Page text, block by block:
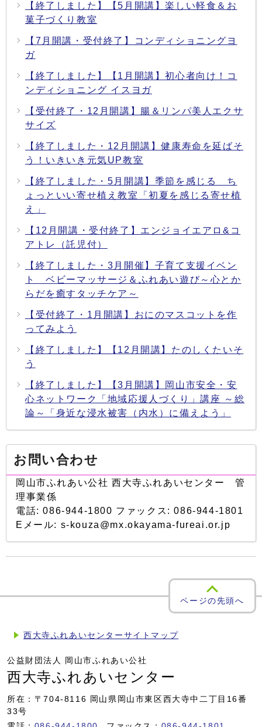
【終了しました】【5月開講】楽しい軽食＆お
菓子づくり教室
【7月開講・受付終了】コンディショニングヨ
ガ
【終了しました】【1月開講】初心者向け！コ
ンディショニング イスヨガ
【受付終了・12月開講】腸＆リンパ美人エクサ
サイズ
【終了しました・12月開講】健康寿命を延ばそ
う！いきいき元気UP教室
【終了しました・5月開講】季節を感じる ち
ょっといい寄せ植え教室「初夏を感じる寄せ植
え」
【12月開講・受付終了】エンジョイエアロ&コ
アトレ（託児付）
【終了しました・3月開催】子育て支援イベン
ト ベビーマッサージ＆ふれあい遊び～心とか
らだを癒すタッチケア～
【受付終了・1月開講】おにのマスコットを作
ってみよう
【終了しました】【12月開講】たのしくたいそ
う
【終了しました】【3月開講】岡山市安全・安
心ネットワーク「地域応援人づくり」講座 ～総
論～「身近な浸水被害（内水）に備えよう」
お問い合わせ
岡山市ふれあい公社 西大寺ふれあいセンター 管
理事業係
電話: 086-944-1800 ファックス: 086-944-1801
Eメール: s-kouza@mx.okayama-fureai.or.jp
ページの先頭へ
西大寺ふれあいセンターサイトマップ
公益財団法人 岡山市ふれあい公社
西大寺ふれあいセンター
所在：〒704-8116 岡山県岡山市東区西大寺中二丁目16番
33号